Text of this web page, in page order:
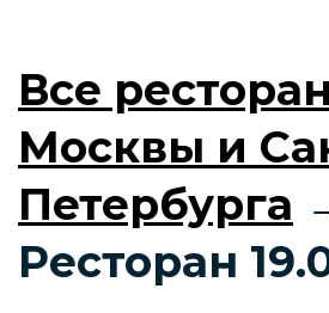
Все
Москвы и
Петербурга
Ресторан